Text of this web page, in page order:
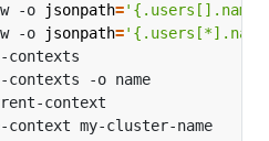
-o jsonpath=
-o
jsonpath=
get-
get-contexts -o
current-
context my-cluster-